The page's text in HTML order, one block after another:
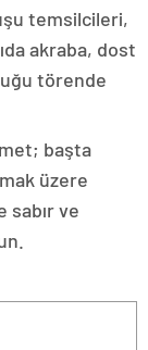
temsilcileri,
akraba, dost
törende
başta
üzere
sabır ve